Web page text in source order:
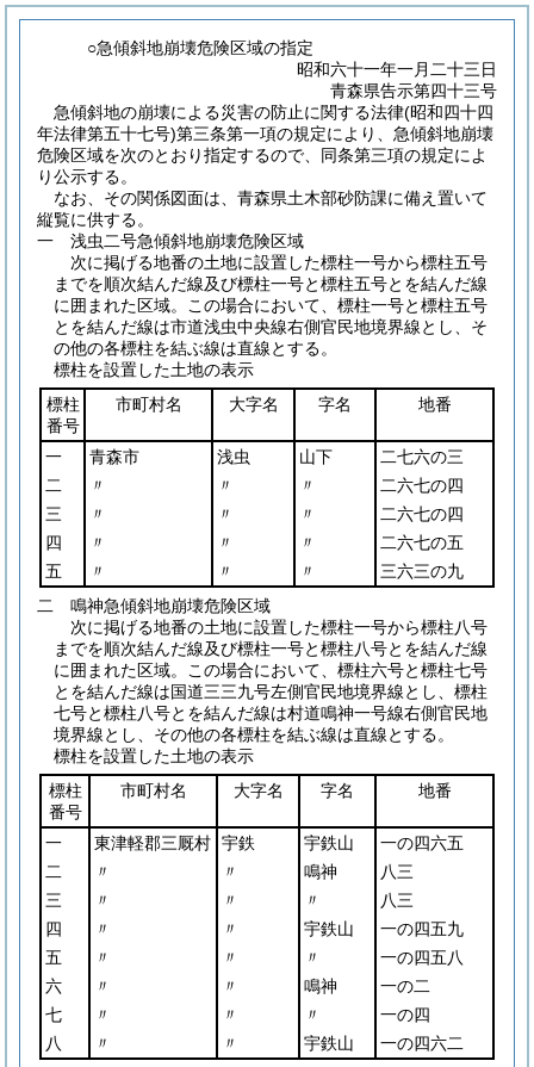
○急傾斜地崩壊危険区域の指定
昭和六十一年一月二十三日
青森県告示第四十三号
急傾斜地の崩壊による災害の防止に関する法律(昭和四十四
年法律第五十七号)第三条第一項の規定により、急傾斜地崩壊
危険区域を次のとおり指定するので、同条第三項の規定によ
り公示する。
なお、その関係図面は、青森県土木部砂防課に備え置いて
縦覧に供する。
一 浅虫二号急傾斜地崩壊危険区域
次に掲げる地番の土地に設置した標柱一号から標柱五号
までを順次結んだ線及び標柱一号と標柱五号とを結んだ線
に囲まれた区域。この場合において、標柱一号と標柱五号
とを結んだ線は市道浅虫中央線右側官民地境界線とし、そ
の他の各標柱を結ぶ線は直線とする。
標柱を設置した土地の表示
標柱
番号
市町村名 大字名 字名 地番
一 青森市 浅虫 山下
二七六の三
二
〃 〃 〃
二六七の四
三
〃 〃 〃
二六七の四
四
〃 〃 〃
二六七の五
五
〃 〃 〃
三六三の九
二 鳴神急傾斜地崩壊危険区域
次に掲げる地番の土地に設置した標柱一号から標柱八号
までを順次結んだ線及び標柱一号と標柱八号とを結んだ線
に囲まれた区域。この場合において、標柱六号と標柱七号
とを結んだ線は国道三三九号左側官民地境界線とし、標柱
七号と標柱八号とを結んだ線は村道鳴神一号線右側官民地
境界線とし、その他の各標柱を結ぶ線は直線とする。
標柱を設置した土地の表示
標柱
番号
市町村名 大字名 字名 地番
一 東津軽郡三厩村 宇鉄 宇鉄山
一の四六五
二
〃 〃 鳴神
八三
三
〃 〃 〃
八三
四
〃 〃 宇鉄山
一の四五九
五
〃 〃 〃
一の四五八
六
〃 〃 鳴神
一の二
七
〃 〃 〃
一の四
八
〃 〃 宇鉄山
一の四六二